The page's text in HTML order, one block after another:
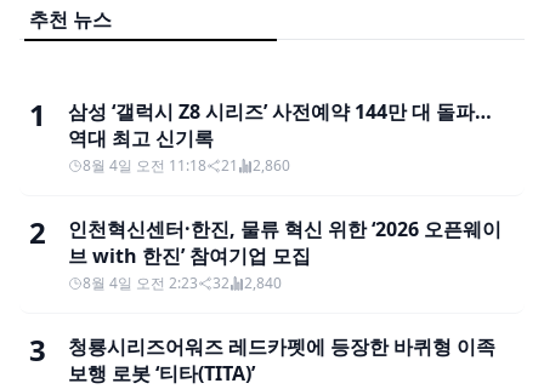
추천 뉴스
1
삼성 ‘갤럭시 Z8 시리즈’ 사전예약 144만 대 돌파…
역대 최고 신기록
8월 4일 오전 11:18 21 2,860
2
인천혁신센터·한진, 물류 혁신 위한 ‘2026 오픈웨이
브 with 한진’ 참여기업 모집
8월 4일 오전 2:23 32 2,840
3
청룡시리즈어워즈 레드카펫에 등장한 바퀴형 이족
보행 로봇 ‘티타(TITA)’